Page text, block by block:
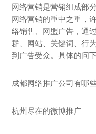
网络营销是营销组成部
网络营销的重中之重，
络销售、网盟广告，通
群、网站、关键词、行
到广告受众。具体的问
成都网络推广公司有哪
杭州尽在的微博推广